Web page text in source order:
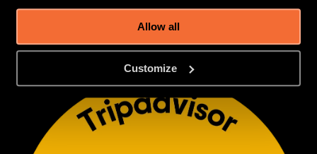
Allow all
Customize
ancora più ospiti, creando al tempo stesso nuove possibilità
per esperienze su misura ed eventi speciali.